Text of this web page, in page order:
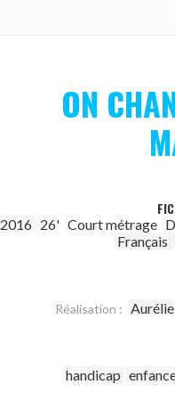
ON
2016 26' Court métrage
Français
Réalisation :
handicap